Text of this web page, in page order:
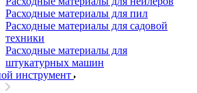
Расходные материалы для пил
Расходные материалы для садовой
техники
Расходные материалы для
штукатурных машин
инструмент